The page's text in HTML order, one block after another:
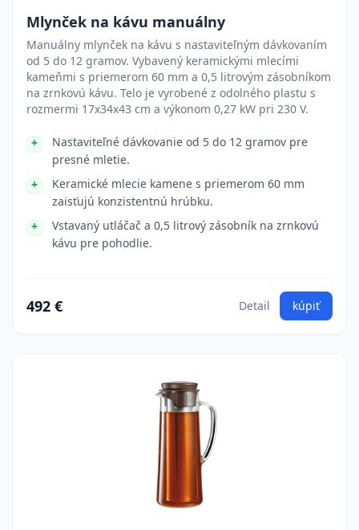
Mlynček na kávu manuálny
Manuálny mlynček na kávu s nastaviteľným dávkovaním
od 5 do 12 gramov. Vybavený keramickými mlecími
kameňmi s priemerom 60 mm a 0,5 litrovým zásobníkom
na zrnkovú kávu. Telo je vyrobené z odolného plastu s
rozmermi 17x34x43 cm a výkonom 0,27 kW pri 230 V.
Nastaviteľné dávkovanie od 5 do 12 gramov pre
presné mletie.
Keramické mlecie kamene s priemerom 60 mm
zaisťujú konzistentnú hrúbku.
Vstavaný utláčač a 0,5 litrový zásobník na zrnkovú
kávu pre pohodlie.
492 € Detail kúpiť